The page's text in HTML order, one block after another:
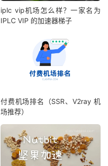
iplc vip机场怎么样？一家名为
IPLC VIP 的加速器梯子
付费机场排名（SSR、V2ray 机
场推荐）